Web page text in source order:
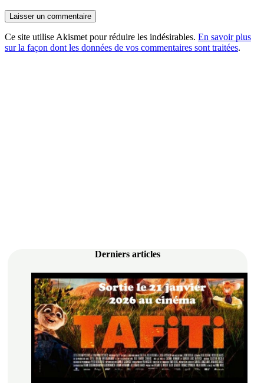
Ce site utilise Akismet pour réduire les indésirables. En savoir plus
sur la façon dont les données de vos commentaires sont traitées.
Derniers articles